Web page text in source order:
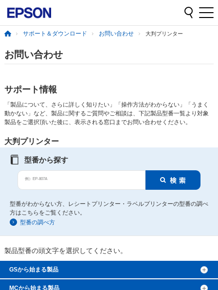
サポート＆ダウンロード お問い合わせ 大判プリンター
お問い合わせ
サポート情報
「製品について、さらに詳しく知りたい」「操作方法がわからない」「うまく
動かない」など、製品に関するご質問やご相談は、下記製品型番一覧より対象
製品をご選択頂いた後に、表示される窓口までお問い合わせください。
大判プリンター
型番から探す
例）EP-807A
型番がわからない方、レシートプリンター・ラベルプリンターの型番の調べ
方はこちらをご覧ください。
型番の調べ方
製品型番の頭文字を選択してください。
GSから始まる製品
MCから始まる製品